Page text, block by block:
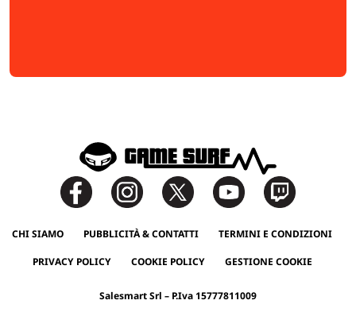
CHI SIAMO PUBBLICITÀ & CONTATTI TERMINI E CONDIZIONI
PRIVACY POLICY COOKIE POLICY GESTIONE COOKIE
Salesmart Srl – P.Iva 15777811009